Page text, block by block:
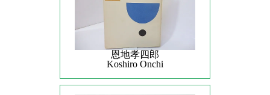
恩地孝四郎
Koshiro Onchi